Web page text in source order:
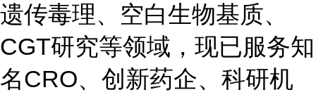
遗传毒理、空白生物基质、
CGT研究等领域，现已服务知
名CRO、创新药企、科研机